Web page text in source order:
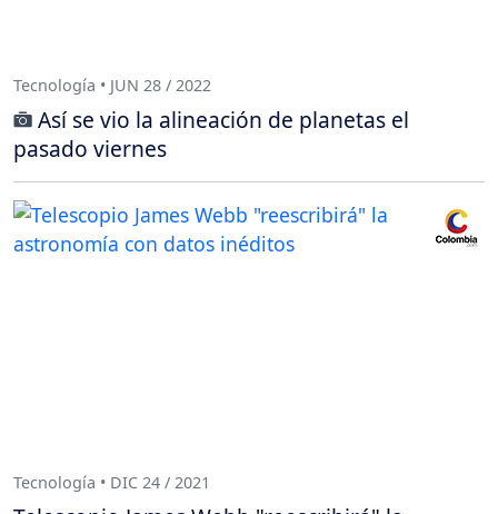
Tecnología • JUN 28 / 2022
Así se vio la alineación de planetas el
pasado viernes
Tecnología • DIC 24 / 2021